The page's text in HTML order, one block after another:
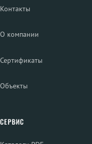
Контакты
О компании
Сертификаты
Объекты
СЕРВИС